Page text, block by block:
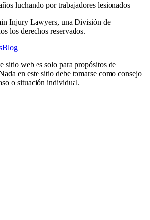
luchando por trabajadores lesionados
Injury Lawyers, una División de
los derechos reservados.
Blog
sitio web es solo para propósitos de
en este sitio debe tomarse como consejo
o situación individual.